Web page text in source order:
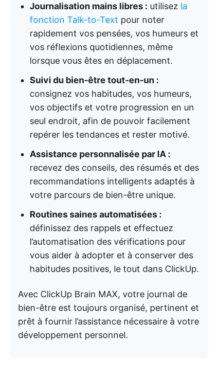
Journalisation mains libres : utilisez la
fonction Talk-to-Text pour noter
rapidement vos pensées, vos humeurs et
vos réflexions quotidiennes, même
lorsque vous êtes en déplacement.
Suivi du bien-être tout-en-un :
consignez vos habitudes, vos humeurs,
vos objectifs et votre progression en un
seul endroit, afin de pouvoir facilement
repérer les tendances et rester motivé.
Assistance personnalisée par IA :
recevez des conseils, des résumés et des
recommandations intelligents adaptés à
votre parcours de bien-être unique.
Routines saines automatisées :
définissez des rappels et effectuez
l’automatisation des vérifications pour
vous aider à adopter et à conserver des
habitudes positives, le tout dans ClickUp.
Avec ClickUp Brain MAX, votre journal de
bien-être est toujours organisé, pertinent et
prêt à fournir l’assistance nécessaire à votre
développement personnel.